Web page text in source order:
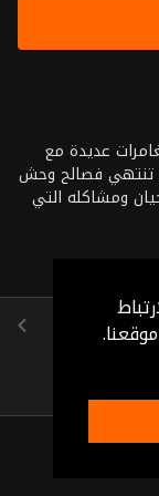
عديدة مع
اللطيف ضمن مواقف كوميدية لا تنتهي فصالح وحش
ومشاكله التي